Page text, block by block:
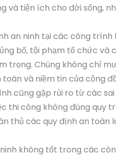
và tiện ích cho đời sống,
an ninh tại các công trình
bố, tội phạm tổ chức và
trọng. Chúng không chỉ
và niềm tin của cộng
cũng gặp rủi ro từ các
thi công không đúng quy
thủ các quy định an toàn
không tốt trong các